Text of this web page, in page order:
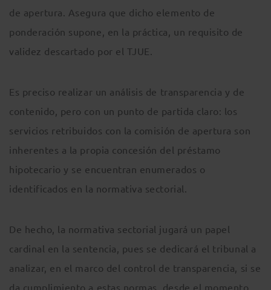
de apertura. Asegura que dicho elemento de
ponderación supone, en la práctica, un requisito de
validez descartado por el TJUE.
Es preciso realizar un análisis de transparencia y de
contenido, pero con un punto de partida claro: los
servicios retribuidos con la comisión de apertura son
inherentes a la propia concesión del préstamo
hipotecario y se encuentran enumerados o
identificados en la normativa sectorial.
De hecho, la normativa sectorial jugará un papel
cardinal en la sentencia, pues se dedicará el tribunal a
analizar, en el marco del control de transparencia, si se
da cumplimiento a estas normas, desde el momento